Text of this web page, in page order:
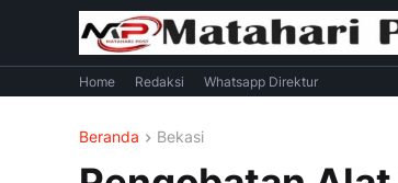
Home Redaksi Whatsapp Direktur
Beranda Bekasi